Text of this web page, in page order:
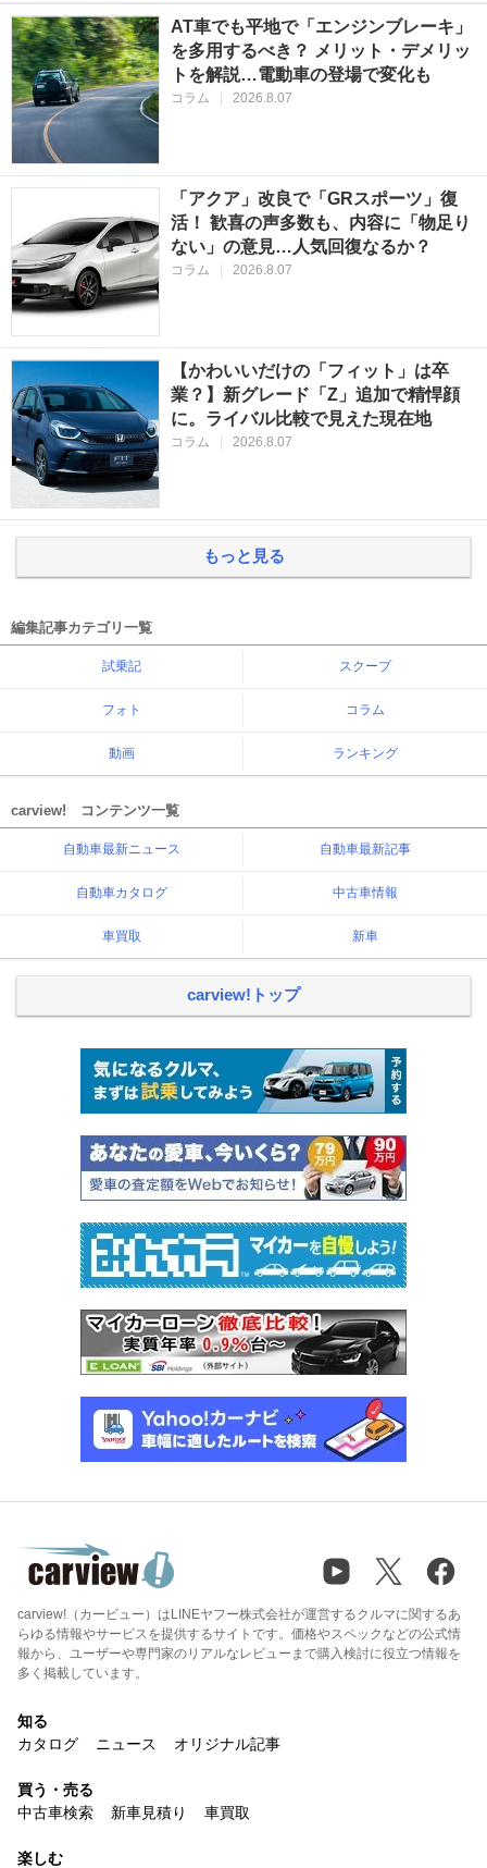
AT車でも平地で「エンジンブレーキ」
を多用するべき？ メリット・デメリッ
トを解説…電動車の登場で変化も
コラム 2026.8.07
「アクア」改良で「GRスポーツ」復
活！ 歓喜の声多数も、内容に「物足り
ない」の意見…人気回復なるか？
コラム 2026.8.07
【かわいいだけの「フィット」は卒
業？】新グレード「Z」追加で精悍顔
に。ライバル比較で見えた現在地
コラム 2026.8.07
もっと見る
編集記事カテゴリ一覧
試乗記 スクープ
フォト コラム
動画 ランキング
carview! コンテンツ一覧
自動車最新ニュース 自動車最新記事
自動車カタログ 中古車情報
車買取 新車
carview!トップ
carview!（カービュー）はLINEヤフー株式会社が運営するクルマに関するあ
らゆる情報やサービスを提供するサイトです。価格やスペックなどの公式情
報から、ユーザーや専門家のリアルなレビューまで購入検討に役立つ情報を
多く掲載しています。
知る
カタログ
ニュース オリジナル記事
買う・売る
中古車検索
新車見積り 車買取
楽しむ